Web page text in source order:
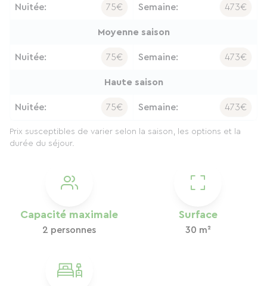
Capacité maximale
2 personnes
Surface
30 m²
Nuitée: 75€ Semaine: 473€
Moyenne saison
Nuitée: 75€ Semaine: 473€
Haute saison
Nuitée: 75€ Semaine: 473€
Prix susceptibles de varier selon la saison, les options et la
durée du séjour.